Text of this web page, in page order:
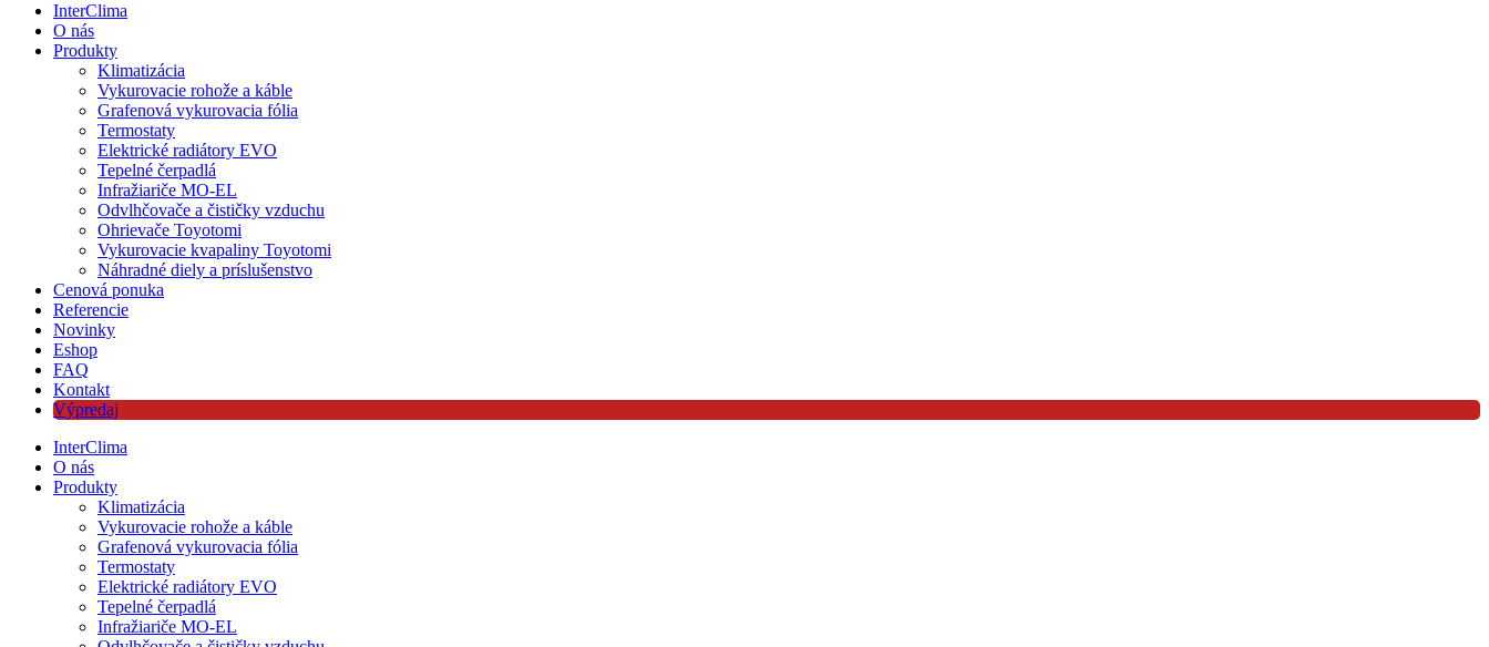
InterClima
O nás
Produkty
Klimatizácia
Vykurovacie rohože a káble
Grafenová vykurovacia fólia
Termostaty
Elektrické radiátory EVO
Tepelné čerpadlá
Infražiariče MO-EL
Odvlhčovače a čističky vzduchu
Ohrievače Toyotomi
Vykurovacie kvapaliny Toyotomi
Náhradné diely a príslušenstvo
Cenová ponuka
Referencie
Novinky
Eshop
FAQ
Kontakt
Výpredaj
InterClima
O nás
Produkty
Klimatizácia
Vykurovacie rohože a káble
Grafenová vykurovacia fólia
Termostaty
Elektrické radiátory EVO
Tepelné čerpadlá
Infražiariče MO-EL